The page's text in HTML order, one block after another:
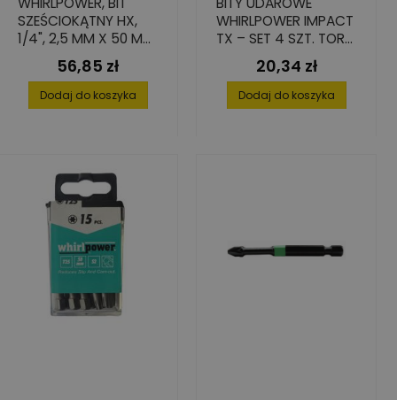
SZEŚCIOKĄTNY HX,
1/4", 2,5 MM X 50 MM
- 10 SZT.Cena
56,85 zł
Dodaj do koszyka
WHIRLPOWER IMPACT
TX – SET 4 SZT. TORX
TX40, 25 MM
Cena
20,34 zł
Dodaj do koszyka